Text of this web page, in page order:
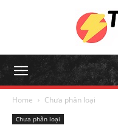
Home Chưa phân loại
Chưa phân loại